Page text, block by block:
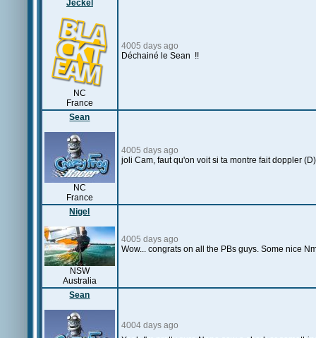
Jeckel
NC
France
4005 days ago
Déchainé le Sean !!
Sean
NC
France
4005 days ago
joli Cam, faut qu'on voit si ta montre fait doppler
Nigel
NSW
Australia
4005 days ago
Wow... congrats on all the PBs guys. Some nice
Sean
4004 days ago